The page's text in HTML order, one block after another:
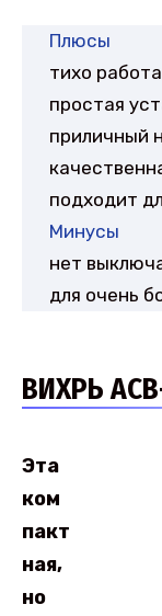
Плюсы
тихо
простая
приличный
подходит
Минусы
нет
для очень
ВИХРЬ
Эта
ком
пакт
ная,
но